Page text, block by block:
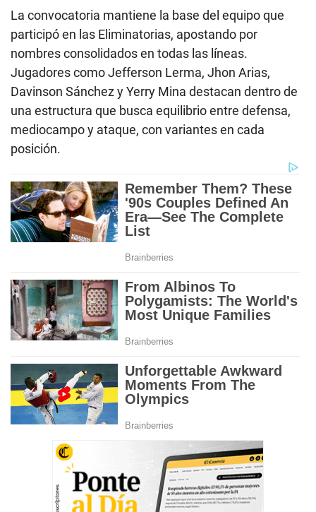
La convocatoria mantiene la base del equipo que
participó en las Eliminatorias, apostando por
nombres consolidados en todas las líneas.
Jugadores como Jefferson Lerma, Jhon Arias,
Davinson Sánchez y Yerry Mina destacan dentro de
una estructura que busca equilibrio entre defensa,
mediocampo y ataque, con variantes en cada
posición.